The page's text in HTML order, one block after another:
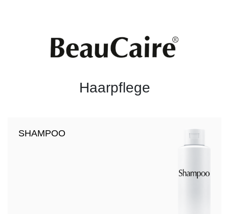
Haarpflege
SHAMPOO